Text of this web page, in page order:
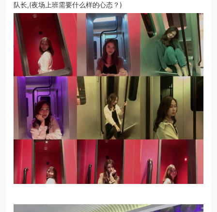
队长,(夜场上班需要什么样的心态？)